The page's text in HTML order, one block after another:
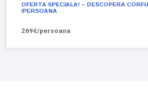
OFERTA SPECIALA! – DESCOPERA
/PERSOANA
269€/persoana